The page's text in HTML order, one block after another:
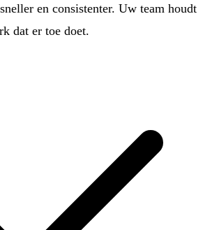
en consistenter. Uw team houdt
dat er toe doet.